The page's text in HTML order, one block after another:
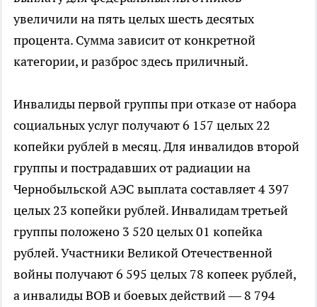
увеличили на пять целых шесть десятых
процента. Сумма зависит от конкретной
категории, и разброс здесь приличный.
Инвалиды первой группы при отказе от набора
социальных услуг получают 6 157 целых 22
копейки рублей в месяц. Для инвалидов второй
группы и пострадавших от радиации на
Чернобыльской АЭС выплата составляет 4 397
целых 23 копейки рублей. Инвалидам третьей
группы положено 3 520 целых 01 копейка
рублей. Участники Великой Отечественной
войны получают 6 595 целых 78 копеек рублей,
а инвалиды ВОВ и боевых действий — 8 794